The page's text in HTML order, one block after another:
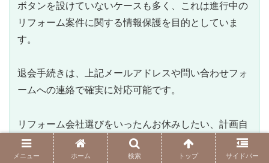
ボタンを設けていないケースも多く、これは進行中の
リフォーム案件に関する情報保護を目的としていま
す。
退会手続きは、上記メールアドレスや問い合わせフォ
ームへの連絡で確実に対応可能です。
リフォーム会社選びをいったんお休みしたい、計画自
体を見直したい、というときもありますよね。
メニュー ホーム 検索 トップ サイドバー